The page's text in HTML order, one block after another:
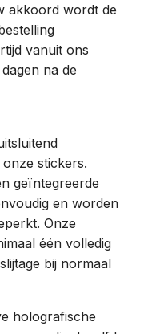
akkoord wordt de
vanuit ons
na de
stickers.
geïntegreerde
en worden
Onze
één volledig
bij normaal
holografische